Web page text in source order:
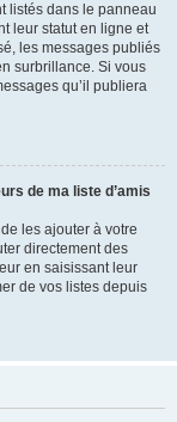
listés dans le panneau
leur statut en ligne et
les messages publiés
surbrillance. Si vous
qu’il publiera
de ma liste d’amis
les ajouter à votre
directement des
en saisissant leur
de vos listes depuis